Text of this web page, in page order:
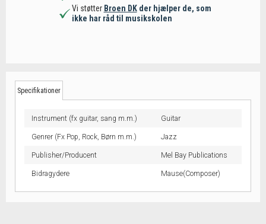
Vi støtter Broen DKder hjælper de, som
ikke har råd til musikskolen
Specifikationer
Instrument (fx guitar, sang m.m.) Guitar
Genrer (Fx Pop, Rock, Børn m.m.) Jazz
Publisher/Producent Mel Bay Publications
Bidragydere Mause(Composer)